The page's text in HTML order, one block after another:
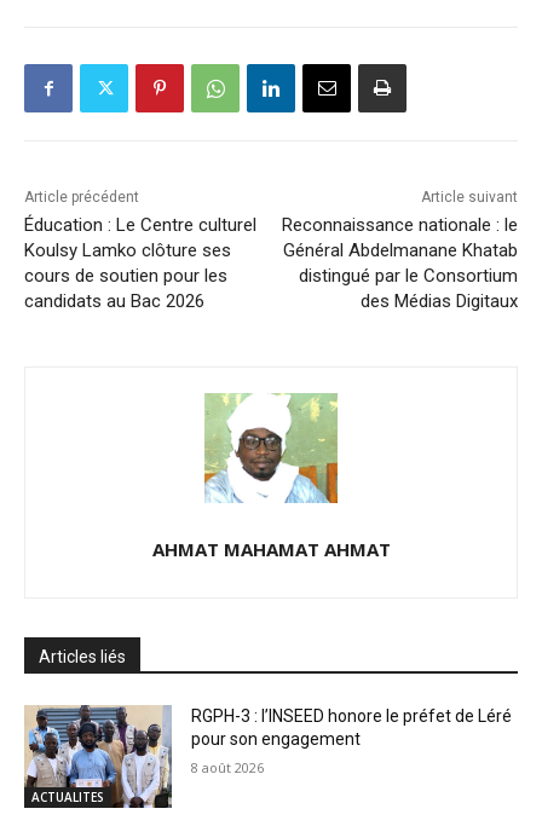
Article précédent
Éducation : Le Centre culturel
Koulsy Lamko clôture ses
cours de soutien pour les
candidats au Bac 2026
Article suivant
Reconnaissance nationale : le
Général Abdelmanane Khatab
distingué par le Consortium
des Médias Digitaux
AHMAT MAHAMAT AHMAT
Articles liés
ACTUALITES
RGPH-3 : l’INSEED honore le préfet de Léré
pour son engagement
8 août 2026